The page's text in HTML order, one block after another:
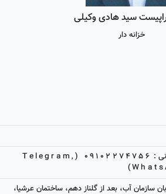
سید هادی وکیلی
خزانه دار
:
09102274756 (Telegram,
سازمان آب، بعد از گلناز دهم، ساختمان عرشیا،